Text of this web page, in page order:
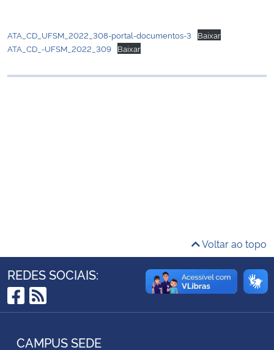
Ministério da Educação
Ministério da Cidadania
Controladoria-Geral da União
ATA_CD_UFSM_2022_308-portal-documentos-3
Baixar
ATA_CD_-UFSM_2022_309
Baixar
Voltar ao topo
REDES SOCIAIS:
Facebook
RSS
CAMPUS SEDE